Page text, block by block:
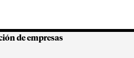
Colombianas
de empresas